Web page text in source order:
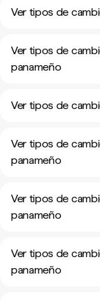
Ver tipos de
Ver tipos de
panameño
Ver tipos de
Ver tipos de
panameño
Ver tipos de
panameño
Ver tipos de
panameño